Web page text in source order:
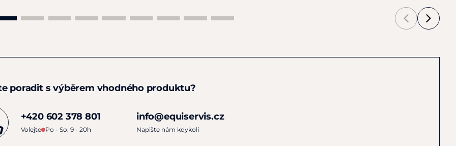
poradit s výběrem vhodného produktu?
+420 602 378 801
Volejte Po - So: 9 - 20h
info@equiservis.cz
Napište nám kdykoli